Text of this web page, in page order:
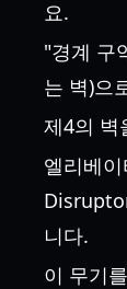
요.
"경계 구
는 벽)으
제4의 벽
엘리베
니다.
이 무기